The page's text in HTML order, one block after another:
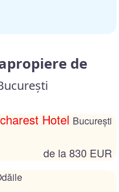
de
Hotel București
de la 830 EUR